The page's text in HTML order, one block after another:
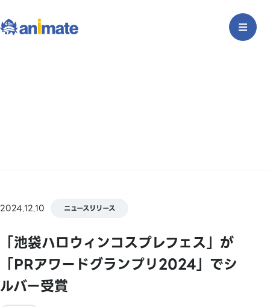
2024.12.10 ニュースリリース
「池袋ハロウィンコスプレフェス」が
「PRアワードグランプリ2024」でシ
ルバー受賞